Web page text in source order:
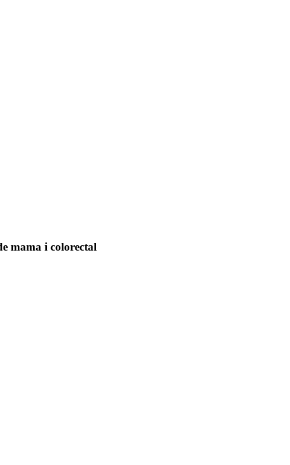
mama i colorectal